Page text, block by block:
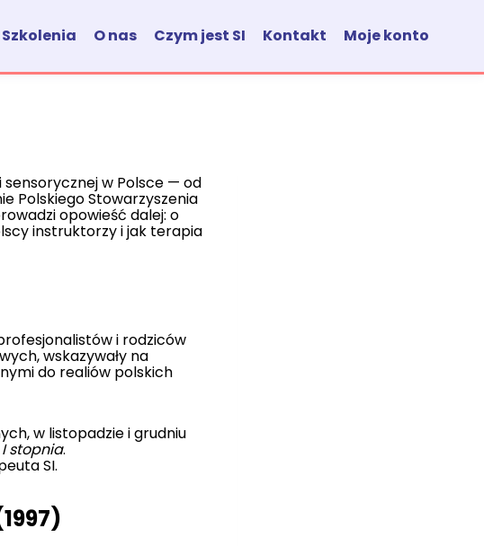
Szkolenia O nas Czym jest SI Kontakt Moje konto
w Polsce — od
Polskiego Stowarzyszenia
opowieść dalej: o
instruktorzy i jak terapia
i rodziców
wskazywały na
do realiów polskich
w listopadzie i grudniu
stopnia.
SI.